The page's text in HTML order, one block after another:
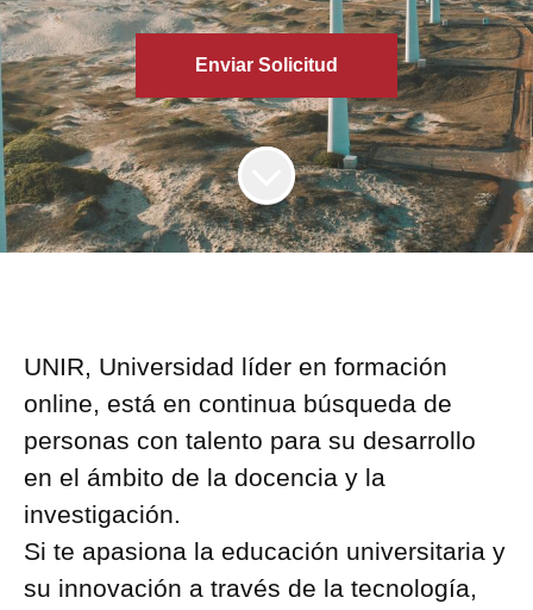
Enviar Solicitud
UNIR, Universidad líder en formación
online, está en continua búsqueda de
personas con talento para su desarrollo
en el ámbito de la docencia y la
investigación.
Si te apasiona la educación universitaria y
su innovación a través de la tecnología,